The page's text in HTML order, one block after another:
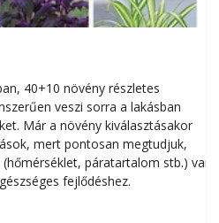
40+10 növény részletes
veszi sorra a lakásban
Már a növény kiválasztásakor
mert pontosan megtudjuk,
páratartalom stb.) van
fejlődéshez.